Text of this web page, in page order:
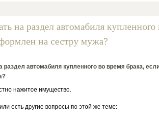
на раздел автомабиля купленного
на сестру мужа?
раздел автомабиля купленного во время брака,
нажитое имущество.
есть другие вопросы по этой же теме: